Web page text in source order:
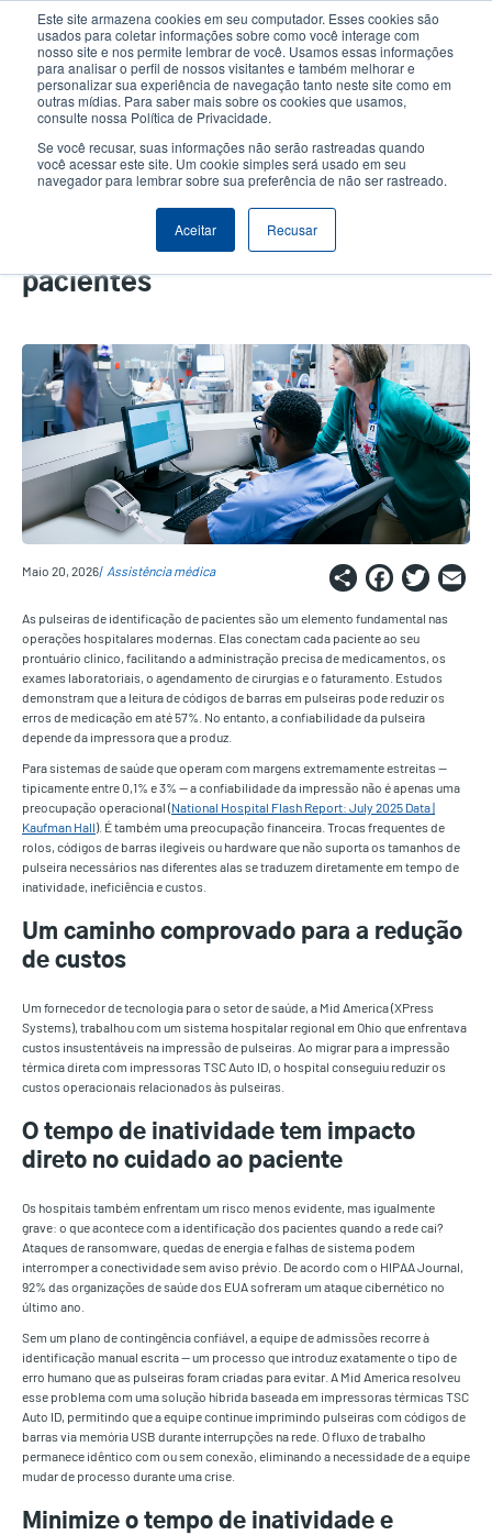
Este site armazena cookies em seu computador. Esses cookies são
usados para coletar informações sobre como você interage com
nosso site e nos permite lembrar de você. Usamos essas informações
para analisar o perfil de nossos visitantes e também melhorar e
personalizar sua experiência de navegação tanto neste site como em
outras mídias. Para saber mais sobre os cookies que usamos,
consulte nossa Política de Privacidade.
Se você recusar, suas informações não serão rastreadas quando
você acessar este site. Um cookie simples será usado em seu
navegador para lembrar sobre sua preferência de não ser rastreado.
Aceitar Recusar
conteúdo
principal
User
account
User
Header
Seletor de Produto Contactar Vendas
A importância de escolher a
impressora certa para as
pulseiras de identificação de
pacientes
Maio 20, 2026 Assistência médica Share
As pulseiras de identificação de pacientes são um elemento fundamental nas
operações hospitalares modernas. Elas conectam cada paciente ao seu
prontuário clínico, facilitando a administração precisa de medicamentos, os
exames laboratoriais, o agendamento de cirurgias e o faturamento. Estudos
demonstram que a leitura de códigos de barras em pulseiras pode reduzir os
erros de medicação em até 57%. No entanto, a confiabilidade da pulseira
depende da impressora que a produz.
Para sistemas de saúde que operam com margens extremamente estreitas —
tipicamente entre 0,1% e 3% — a confiabilidade da impressão não é apenas uma
preocupação operacional (National Hospital Flash Report: July 2025 Data |
Kaufman Hall). É também uma preocupação financeira. Trocas frequentes de
rolos, códigos de barras ilegíveis ou hardware que não suporta os tamanhos de
pulseira necessários nas diferentes alas se traduzem diretamente em tempo de
inatividade, ineficiência e custos.
Um caminho comprovado para a redução
de custos
Um fornecedor de tecnologia para o setor de saúde, a Mid America (XPress
Systems), trabalhou com um sistema hospitalar regional em Ohio que enfrentava
custos insustentáveis na impressão de pulseiras. Ao migrar para a impressão
térmica direta com impressoras TSC Auto ID, o hospital conseguiu reduzir os
custos operacionais relacionados às pulseiras.
O tempo de inatividade tem impacto
direto no cuidado ao paciente
Os hospitais também enfrentam um risco menos evidente, mas igualmente
grave: o que acontece com a identificação dos pacientes quando a rede cai?
Ataques de ransomware, quedas de energia e falhas de sistema podem
interromper a conectividade sem aviso prévio. De acordo com o HIPAA Journal,
92% das organizações de saúde dos EUA sofreram um ataque cibernético no
último ano.
Sem um plano de contingência confiável, a equipe de admissões recorre à
identificação manual escrita — um processo que introduz exatamente o tipo de
erro humano que as pulseiras foram criadas para evitar. A Mid America resolveu
esse problema com uma solução híbrida baseada em impressoras térmicas TSC
Auto ID, permitindo que a equipe continue imprimindo pulseiras com códigos de
barras via memória USB durante interrupções na rede. O fluxo de trabalho
permanece idêntico com ou sem conexão, eliminando a necessidade de a equipe
mudar de processo durante uma crise.
Minimize o tempo de inatividade e